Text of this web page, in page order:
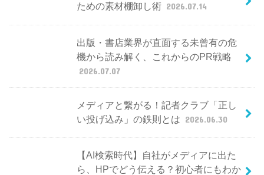
ための素材棚卸し術 2026.07.14
出版・書店業界が直面する未曾有の危
機から読み解く、これからのPR戦略
2026.07.07
メディアと繋がる！記者クラブ「正し
い投げ込み」の鉄則とは 2026.06.30
【AI検索時代】自社がメディアに出た
ら、HPでどう伝える？初心者にもわか